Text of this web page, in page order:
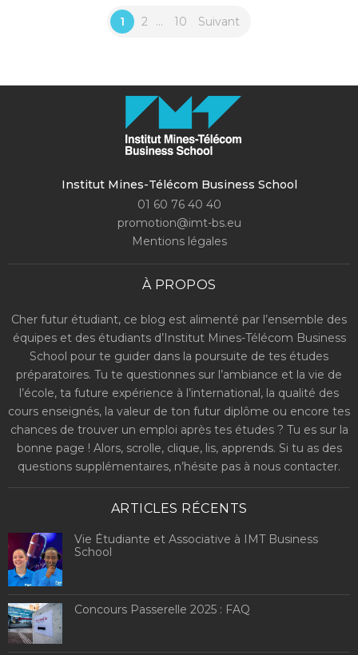
1 2 ... 10 Suivant
Institut Mines-Télécom Business School
01 60 76 40 40
promotion@imt-bs.eu
Mentions légales
À PROPOS
Cher futur étudiant, ce blog est alimenté par l’ensemble des
équipes et des étudiants d’Institut Mines-Télécom Business
School pour te guider dans la poursuite de tes études
préparatoires. Tu te questionnes sur l’ambiance et la vie de
l’école, ta future expérience à l’international, la qualité des
cours enseignés, la valeur de ton futur diplôme ou encore tes
chances de trouver un emploi après tes études ? Tu es sur la
bonne page ! Alors, scrolle, clique, lis, apprends. Si tu as des
questions supplémentaires, n’hésite pas à nous contacter.
ARTICLES RÉCENTS
Vie Étudiante et Associative à IMT Business
School
Concours Passerelle 2025 : FAQ